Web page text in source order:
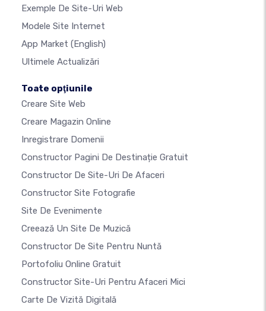
Exemple De Site-Uri Web
Modele Site Internet
App Market (English)
Ultimele Actualizări
Toate opţiunile
Creare Site Web
Creare Magazin Online
Inregistrare Domenii
Constructor Pagini De Destinație Gratuit
Constructor De Site-Uri De Afaceri
Constructor Site Fotografie
Site De Evenimente
Creează Un Site De Muzică
Constructor De Site Pentru Nuntă
Portofoliu Online Gratuit
Constructor Site-Uri Pentru Afaceri Mici
Carte De Vizită Digitală